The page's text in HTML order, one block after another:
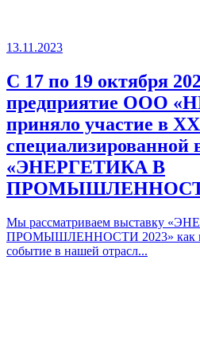
13.11.2023
С 17 по 19 октября
предприятие ООО
приняло участие в
специализированной
«ЭНЕРГЕТИКА В
Мы рассматриваем выставку
ПРОМЫШЛЕННОСТИ 2023» как
событие в нашей отрасл...